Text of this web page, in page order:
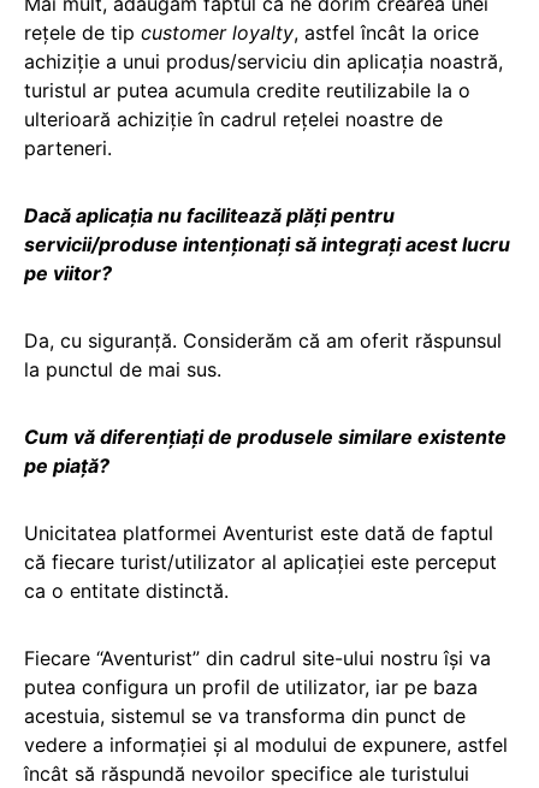
rețele de tip customer loyalty, astfel încât la orice
achiziție a unui produs/serviciu din aplicația noastră,
turistul ar putea acumula credite reutilizabile la o
ulterioară achiziție în cadrul rețelei noastre de
parteneri.
Dacă aplicația nu facilitează plăți pentru
servicii/produse intenționați să integrați acest lucru
pe viitor?
Da, cu siguranță. Considerăm că am oferit răspunsul
la punctul de mai sus.
Cum vă diferențiați de produsele similare existente
pe piață?
Unicitatea platformei Aventurist este dată de faptul
că fiecare turist/utilizator al aplicației este perceput
ca o entitate distinctă.
Fiecare “Aventurist” din cadrul site-ului nostru își va
putea configura un profil de utilizator, iar pe baza
acestuia, sistemul se va transforma din punct de
vedere a informației și al modului de expunere, astfel
încât să răspundă nevoilor specifice ale turistului